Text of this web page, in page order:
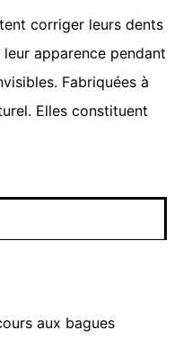
corriger leurs dents
apparence pendant
Fabriquées à
Elles constituent
aux bagues